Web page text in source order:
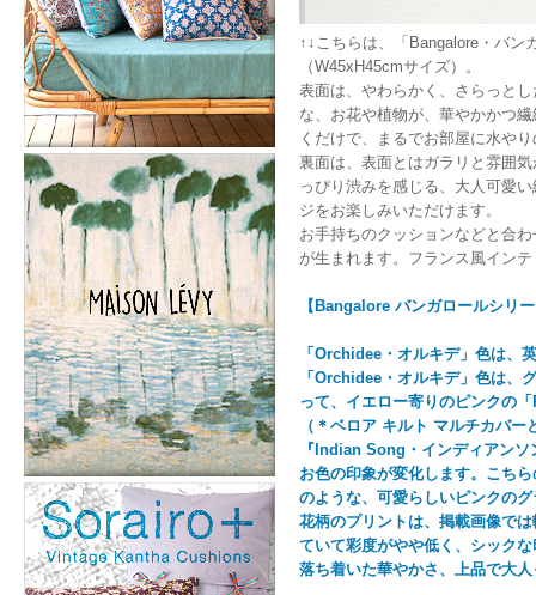
↑↓こちらは、「Bangalore・バ
（W45xH45cmサイズ）。
表面は、やわらかく、さらっと
な、お花や植物が、華やかかつ
くだけで、まるでお部屋に水や
裏面は、表面とはガラリと雰囲
っぴり渋みを感じる、大人可愛
ジをお楽しみいただけます。
お手持ちのクッションなどと合
が生まれます。フランス風イン
【Bangalore バンガロールシリ
「Orchidee・オルキデ」色は、
「Orchidee・オルキデ」色は、
って、イエロー寄りのピンクの
（＊ベロア キルト マルチカバ
『Indian Song・インディアン
お色の印象が変化します。こち
のような、可愛らしいピンクの
花柄のプリントは、掲載画像で
ていて彩度がやや低く、シック
落ち着いた華やかさ、上品で大